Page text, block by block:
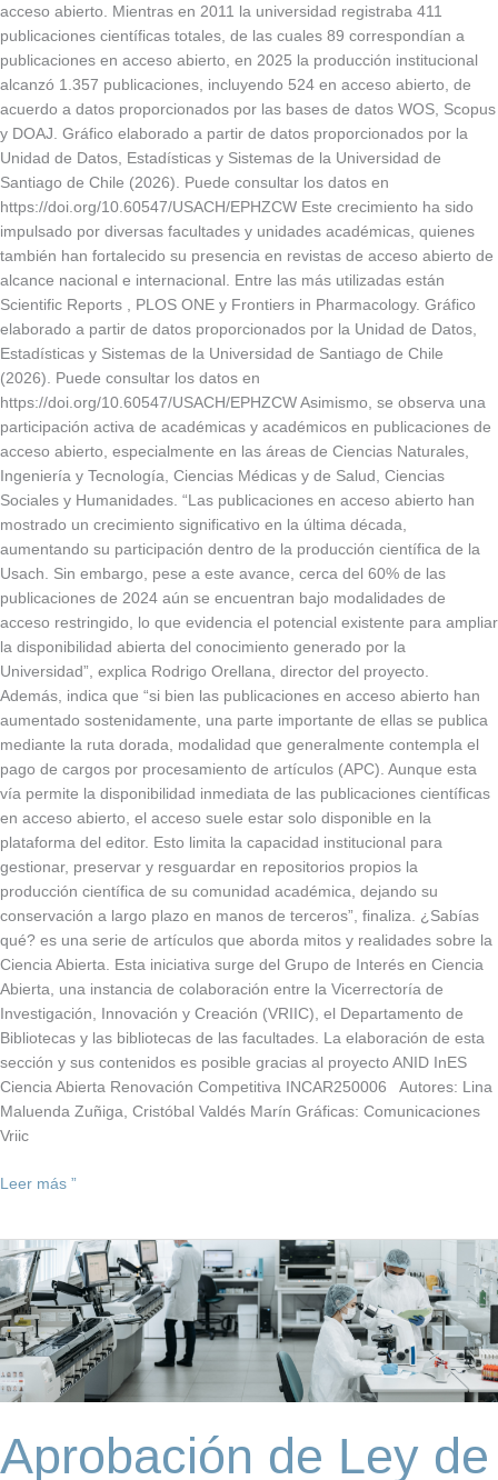
acceso abierto. Mientras en 2011 la universidad registraba 411
publicaciones científicas totales, de las cuales 89 correspondían a
publicaciones en acceso abierto, en 2025 la producción institucional
alcanzó 1.357 publicaciones, incluyendo 524 en acceso abierto, de
acuerdo a datos proporcionados por las bases de datos WOS, Scopus
y DOAJ. Gráfico elaborado a partir de datos proporcionados por la
Unidad de Datos, Estadísticas y Sistemas de la Universidad de
Santiago de Chile (2026). Puede consultar los datos en
https://doi.org/10.60547/USACH/EPHZCW Este crecimiento ha sido
impulsado por diversas facultades y unidades académicas, quienes
también han fortalecido su presencia en revistas de acceso abierto de
alcance nacional e internacional. Entre las más utilizadas están
Scientific Reports , PLOS ONE y Frontiers in Pharmacology. Gráfico
elaborado a partir de datos proporcionados por la Unidad de Datos,
Estadísticas y Sistemas de la Universidad de Santiago de Chile
(2026). Puede consultar los datos en
https://doi.org/10.60547/USACH/EPHZCW Asimismo, se observa una
participación activa de académicas y académicos en publicaciones de
acceso abierto, especialmente en las áreas de Ciencias Naturales,
Ingeniería y Tecnología, Ciencias Médicas y de Salud, Ciencias
Sociales y Humanidades. “Las publicaciones en acceso abierto han
mostrado un crecimiento significativo en la última década,
aumentando su participación dentro de la producción científica de la
Usach. Sin embargo, pese a este avance, cerca del 60% de las
publicaciones de 2024 aún se encuentran bajo modalidades de
acceso restringido, lo que evidencia el potencial existente para ampliar
la disponibilidad abierta del conocimiento generado por la
Universidad”, explica Rodrigo Orellana, director del proyecto.
Además, indica que “si bien las publicaciones en acceso abierto han
aumentado sostenidamente, una parte importante de ellas se publica
mediante la ruta dorada, modalidad que generalmente contempla el
pago de cargos por procesamiento de artículos (APC). Aunque esta
vía permite la disponibilidad inmediata de las publicaciones científicas
en acceso abierto, el acceso suele estar solo disponible en la
plataforma del editor. Esto limita la capacidad institucional para
gestionar, preservar y resguardar en repositorios propios la
producción científica de su comunidad académica, dejando su
conservación a largo plazo en manos de terceros”, finaliza. ¿Sabías
qué? es una serie de artículos que aborda mitos y realidades sobre la
Ciencia Abierta. Esta iniciativa surge del Grupo de Interés en Ciencia
Abierta, una instancia de colaboración entre la Vicerrectoría de
Investigación, Innovación y Creación (VRIIC), el Departamento de
Bibliotecas y las bibliotecas de las facultades. La elaboración de esta
sección y sus contenidos es posible gracias al proyecto ANID InES
Ciencia Abierta Renovación Competitiva INCAR250006 Autores: Lina
Maluenda Zuñiga, Cristóbal Valdés Marín Gráficas: Comunicaciones
Vriic
Leer más ”
Aprobación de Ley de
Aprobación
de
Ley
de
Transferencia
de
Tecnología
Conocimiento
refuerza